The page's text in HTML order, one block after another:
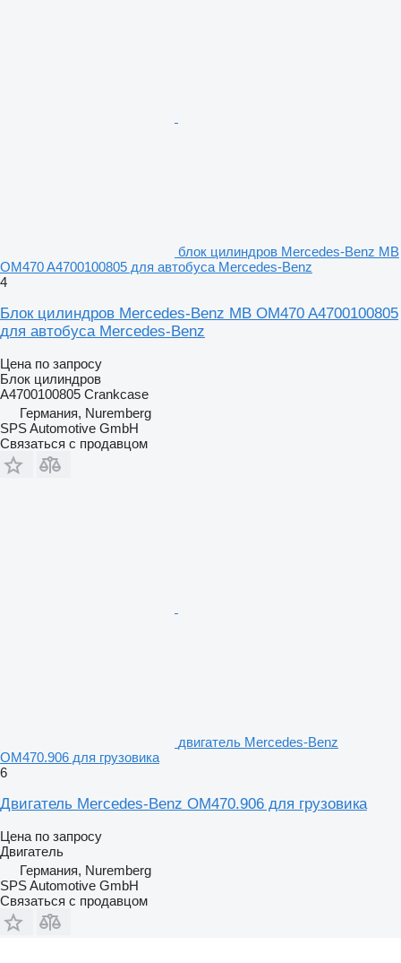
блок цилиндров Mercedes-Benz MB
OM470 A4700100805 для автобуса Mercedes-Benz
4
Блок цилиндров Mercedes-Benz MB OM470 A4700100805
для автобуса Mercedes-Benz
Цена по запросу
Блок цилиндров
A4700100805 Crankcase
Германия, Nuremberg
SPS Automotive GmbH
Связаться с продавцом
двигатель Mercedes-Benz
OM470.906 для грузовика
6
Двигатель Mercedes-Benz OM470.906 для грузовика
Цена по запросу
Двигатель
Германия, Nuremberg
SPS Automotive GmbH
Связаться с продавцом